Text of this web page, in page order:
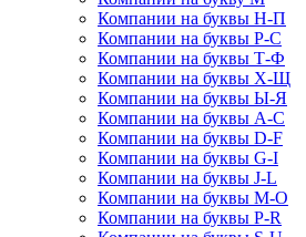
Компании на буквы Н-П
Компании на буквы Р-С
Компании на буквы Т-Ф
Компании на буквы Х-Щ
Компании на буквы Ы-Я
Компании на буквы A-C
Компании на буквы D-F
Компании на буквы G-I
Компании на буквы J-L
Компании на буквы M-O
Компании на буквы P-R